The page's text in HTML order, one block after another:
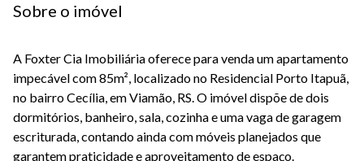
Sobre o imóvel
A Foxter Cia Imobiliária oferece para venda um apartamento
impecável com 85m², localizado no Residencial Porto Itapuã,
no bairro Cecília, em Viamão, RS. O imóvel dispõe de dois
dormitórios, banheiro, sala, cozinha e uma vaga de garagem
escriturada, contando ainda com móveis planejados que
garantem praticidade e aproveitamento de espaço.